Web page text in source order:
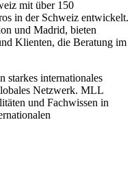
mit über 150
in der Schweiz entwickelt.
und Madrid, bieten
Klienten, die Beratung im
starkes internationales
Netzwerk. MLL
und Fachwissen in